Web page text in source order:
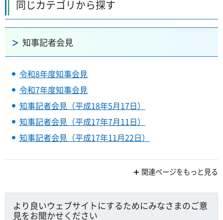
同じカテゴリから探す
知事記者会見
令和8年度知事会見
令和7年度知事会見
知事記者会見（平成18年5月17日）
知事記者会見（平成17年7月11日）
知事記者会見（平成17年11月22日）
関連ページをもっと見る
より良いウェブサイトにするためにみなさまのご意
見をお聞かせください